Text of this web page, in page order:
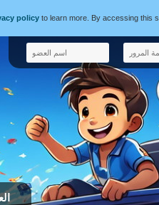
policyto learn more. By accessing this